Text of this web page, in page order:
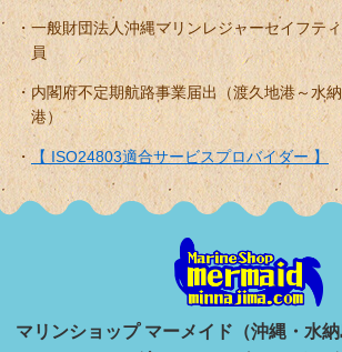
一般財団法人沖縄マリンレジャーセイフテ
員
内閣府不定期航路事業届出（渡久地港～水
港）
【 ISO24803適合サービスプロバイダー 】
マリンショップ マーメイド（沖縄・水